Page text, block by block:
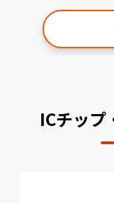
ICチップ